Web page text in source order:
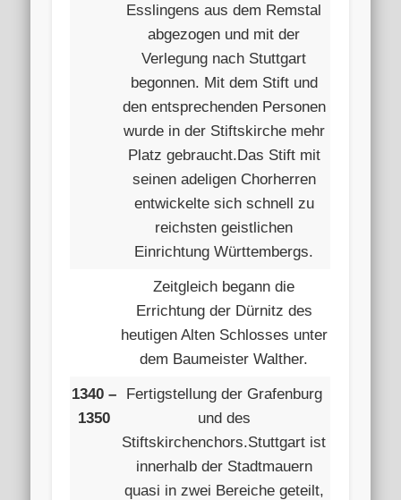
Esslingens aus dem Remstal
abgezogen und mit der
Verlegung nach Stuttgart
begonnen. Mit dem Stift und
den entsprechenden Personen
wurde in der Stiftskirche mehr
Platz gebraucht.Das Stift mit
seinen adeligen Chorherren
entwickelte sich schnell zu
reichsten geistlichen
Einrichtung Württembergs.
Zeitgleich begann die
Errichtung der Dürnitz des
heutigen Alten Schlosses unter
dem Baumeister Walther.
1340 –
1350
Fertigstellung der Grafenburg
und des
Stiftskirchenchors.Stuttgart ist
innerhalb der Stadtmauern
quasi in zwei Bereiche geteilt,